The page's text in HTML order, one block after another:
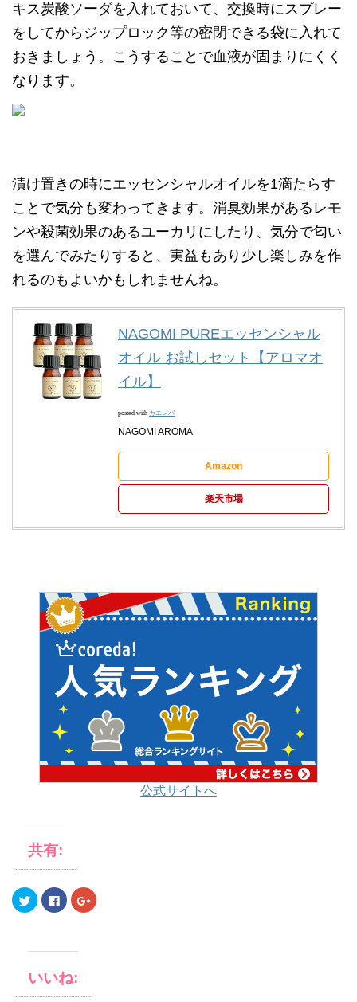
キス炭酸ソーダを入れておいて、交換時にスプレー
をしてからジップロック等の密閉できる袋に入れて
おきましょう。こうすることで血液が固まりにくく
なります。
漬け置きの時にエッセンシャルオイルを1滴たらす
ことで気分も変わってきます。消臭効果があるレモ
ンや殺菌効果のあるユーカリにしたり、気分で匂い
を選んでみたりすると、実益もあり少し楽しみを作
れるのもよいかもしれませんね。
NAGOMI PUREエッセンシャル
オイル お試しセット【アロマオ
イル】
posted with カエレバ
NAGOMI AROMA
Amazon
楽天市場
公式サイトへ
共有:
ク
リ
T
t
F
a
o
で
共
ク
リ
l
いいね: